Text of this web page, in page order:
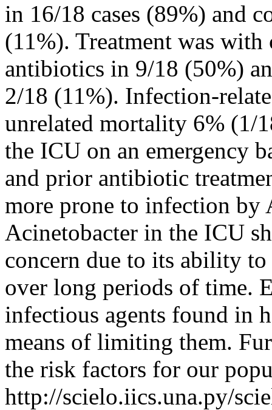
in 16/18 cases (89%) and
(11%). Treatment was
antibiotics in 9/18 (50%)
2/18 (11%). Infection-
unrelated mortality 6% (1/
the ICU on an emergency
and prior antibiotic
more prone to infection by
Acinetobacter in the ICU
concern due to its ability
over long periods of time.
infectious agents found in
means of limiting them.
the risk factors for our
http://scielo.iics.una.py/